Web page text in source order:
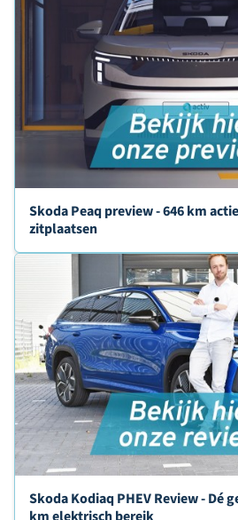
Skoda Peaq preview - 646 km
zitplaatsen
Skoda Kodiaq PHEV Review - Dé